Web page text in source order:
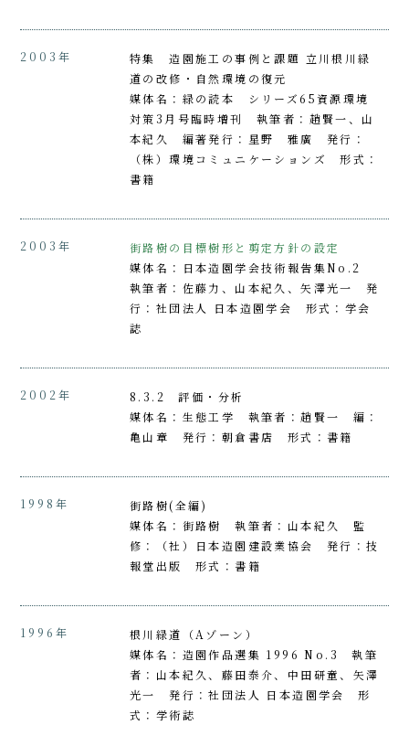
2003年
特集 造園施工の事例と課題 立川根川緑
道の改修・自然環境の復元
媒体名：緑の読本 シリーズ65資源環境
対策3月号臨時増刊 執筆者：趙賢一、山
本紀久 編著発行：星野 雅廣 発行：
（株）環境コミュニケーションズ 形式：
書籍
2003年
街路樹の目標樹形と剪定方針の設定
媒体名：日本造園学会技術報告集No.2
執筆者：佐藤力、山本紀久、矢澤光一 発
行：社団法人 日本造園学会 形式：学会
誌
2002年
8.3.2 評価・分析
媒体名：生態工学 執筆者：趙賢一 編：
亀山章 発行：朝倉書店 形式：書籍
1998年
街路樹(全編)
媒体名：街路樹 執筆者：山本紀久 監
修：（社）日本造園建設業協会 発行：技
報堂出版 形式：書籍
1996年
根川緑道（Aゾーン）
媒体名：造園作品選集 1996 No.3 執筆
者：山本紀久、藤田泰介、中田研童、矢澤
光一 発行：社団法人 日本造園学会 形
式：学術誌